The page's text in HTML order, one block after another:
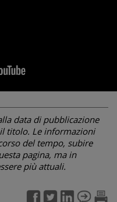
data di pubblicazione
titolo. Le informazioni
del tempo, subire
pagina, ma in
più attuali.